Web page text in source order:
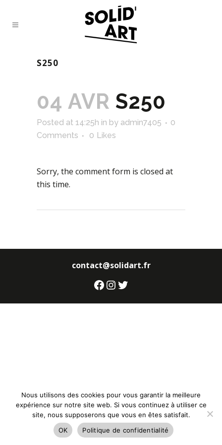
S250
04 AVR S250
Posted at 14:25h in by admin7405
0
Comments
0 Likes
Sorry, the comment form is closed at
this time.
contact@solidart.fr
Facebook
Instagram
Twitter
Nous utilisons des cookies pour vous garantir la meilleure
expérience sur notre site web. Si vous continuez à utiliser ce
site, nous supposerons que vous en êtes satisfait.
OK
Politique de confidentialité